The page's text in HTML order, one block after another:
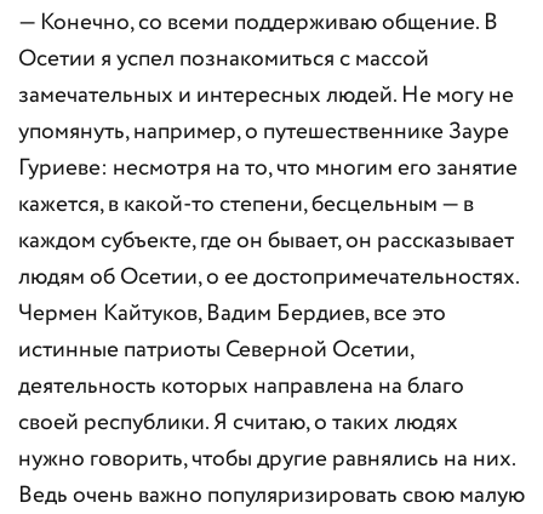
— Конечно, со всеми поддерживаю общение. В
Осетии я успел познакомиться с массой
замечательных и интересных людей. Не могу не
упомянуть, например, о путешественнике Зауре
Гуриеве: несмотря на то, что многим его занятие
кажется, в какой-то степени, бесцельным — в
каждом субъекте, где он бывает, он рассказывает
людям об Осетии, о ее достопримечательностях.
Чермен Кайтуков, Вадим Бердиев, все это
истинные патриоты Северной Осетии,
деятельность которых направлена на благо
своей республики. Я считаю, о таких людях
нужно говорить, чтобы другие равнялись на них.
Ведь очень важно популяризировать свою малую